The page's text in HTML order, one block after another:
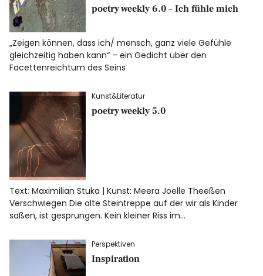
poetry weekly 6.0 – Ich fühle mich
„Zeigen können, dass ich/ mensch, ganz viele Gefühle
gleichzeitig haben kann“ – ein Gedicht über den
Facettenreichtum des Seins
Kunst&Literatur
poetry weekly 5.0
Text: Maximilian Stuka | Kunst: Meera Joelle Theeßen
Verschwiegen Die alte Steintreppe auf der wir als Kinder
saßen, ist gesprungen. Kein kleiner Riss im…
Perspektiven
Inspiration